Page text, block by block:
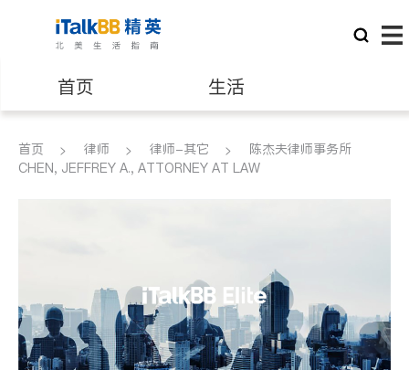
首页 生活
医生 律师
养老 非盈利组织
首页 律师 律师-其它
陈杰夫律师事务所
CHEN, JEFFREY A., ATTORNEY AT LAW